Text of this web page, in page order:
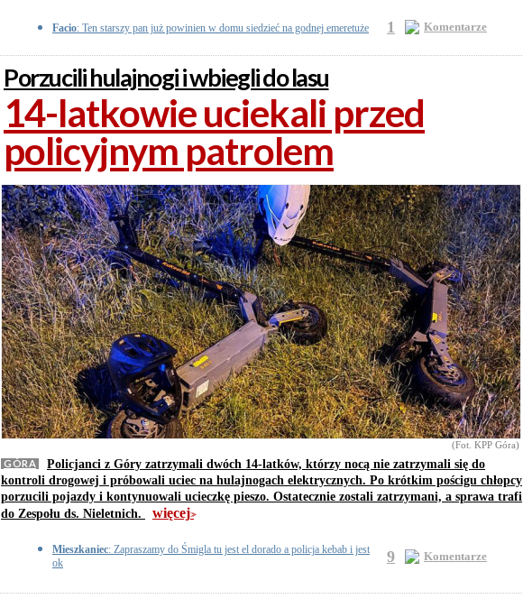
Facio: Ten starszy pan już powinien w domu siedzieć na godnej emeretuże 1 Komentarze
Porzucili hulajnogi i wbiegli do lasu
14-latkowie uciekali przed
policyjnym patrolem
(Fot. KPP Góra)
GÓRA
Policjanci z Góry zatrzymali dwóch 14-latków, którzy nocą nie zatrzymali się do
kontroli drogowej i próbowali uciec na hulajnogach elektrycznych. Po krótkim pościgu chłopcy
porzucili pojazdy i kontynuowali ucieczkę pieszo. Ostatecznie zostali zatrzymani, a sprawa trafi
do Zespołu ds. Nieletnich.
więcej>>
Mieszkaniec: Zapraszamy do Śmigla tu jest el dorado a policja kebab i jest
ok 9 Komentarze